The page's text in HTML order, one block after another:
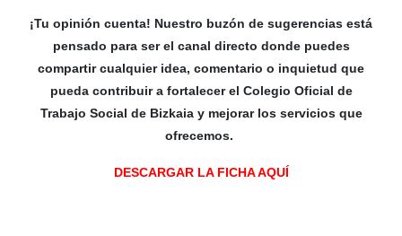
¡Tu opinión cuenta! Nuestro buzón de sugerencias está
pensado para ser el canal directo donde puedes
compartir cualquier idea, comentario o inquietud que
pueda contribuir a fortalecer el Colegio Oficial de
Trabajo Social de Bizkaia y mejorar los servicios que
ofrecemos.
DESCARGAR LA FICHA AQUÍ